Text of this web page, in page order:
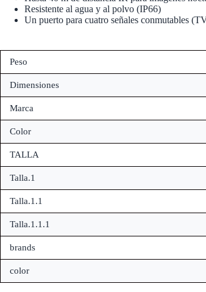
Resistente al agua y al polvo (IP66)
Un puerto para cuatro señales conmutables
Peso
Dimensiones
Marca
Color
TALLA
Talla.1
Talla.1.1
Talla.1.1.1
brands
color